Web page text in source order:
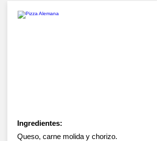
Ingredientes:
Queso, carne molida y chorizo.